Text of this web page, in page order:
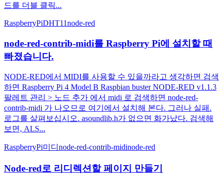
드를 더블 클릭...
RaspberryPiDHT11node-red
node-red-contrib-midi를 Raspberry Pi에 설치할 때
빠졌습니다.
NODE-RED에서 MIDI를 사용할 수 있을까라고 생각하면 검색
하면 Raspberry Pi 4 Model B Raspbian buster NODE-RED v1.1.3
팔레트 관리 > 노드 추가 에서 midi 로 검색하면 node-red-
contrib-midi 가 나오므로 여기에서 설치해 본다. 그러나 실패.
로그를 살펴보십시오. asoundlib.h가 없으면 화가났다. 검색해
보면, ALS...
RaspberryPi미디 node-red-contrib-midinode-red
Node-red로 리디렉션할 페이지 만들기